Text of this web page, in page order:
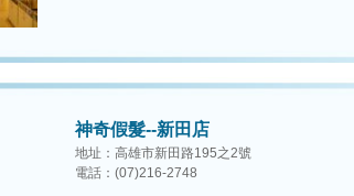
神奇假髮--新田店
地址：高雄市新田路195之2號
電話：(07)216-2748